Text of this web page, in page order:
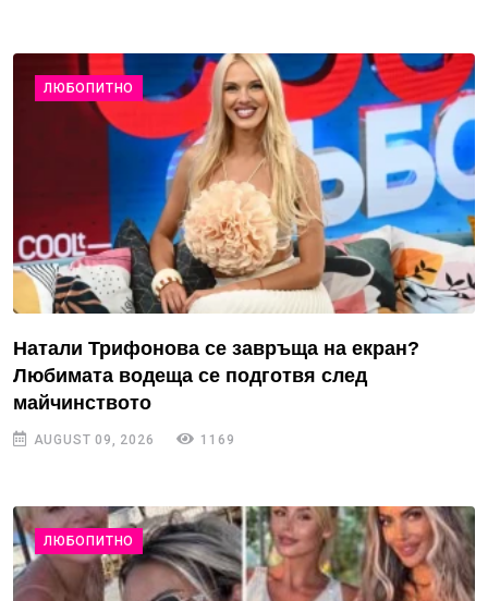
ЛЮБОПИТНО
Натали Трифонова се завръща на екран?
Любимата водеща се подготвя след
майчинството
AUGUST 09, 2026 1169
ЛЮБОПИТНО